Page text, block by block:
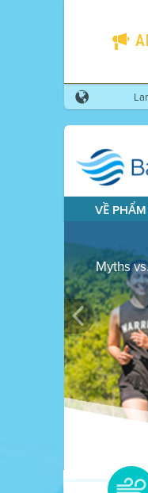
VỀ
Myths
Previous